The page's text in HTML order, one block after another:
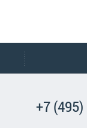
+7 (495)